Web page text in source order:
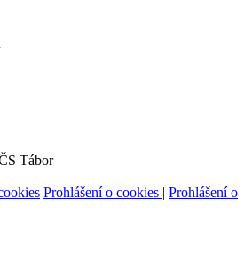
Tábor
Prohlášení o cookies | Prohlášení o